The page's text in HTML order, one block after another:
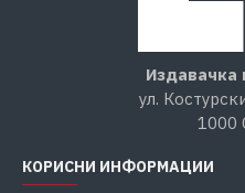
Издавачка
ул.
1000
КОРИСНИ ИНФОРМАЦИИ